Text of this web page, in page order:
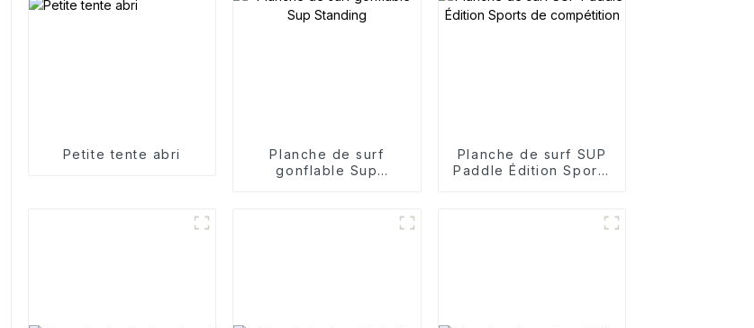
Petite tente abri
Planche de surf
gonflable Sup
Planche de surf SUP
Paddle Édition Sports